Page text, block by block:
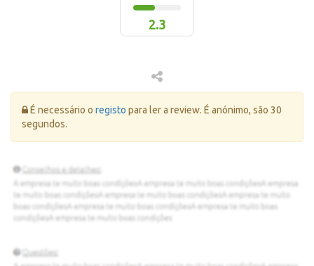
2.3
Erro:
É necessário o registo para ler a review. É anónimo, são 30
segundos.